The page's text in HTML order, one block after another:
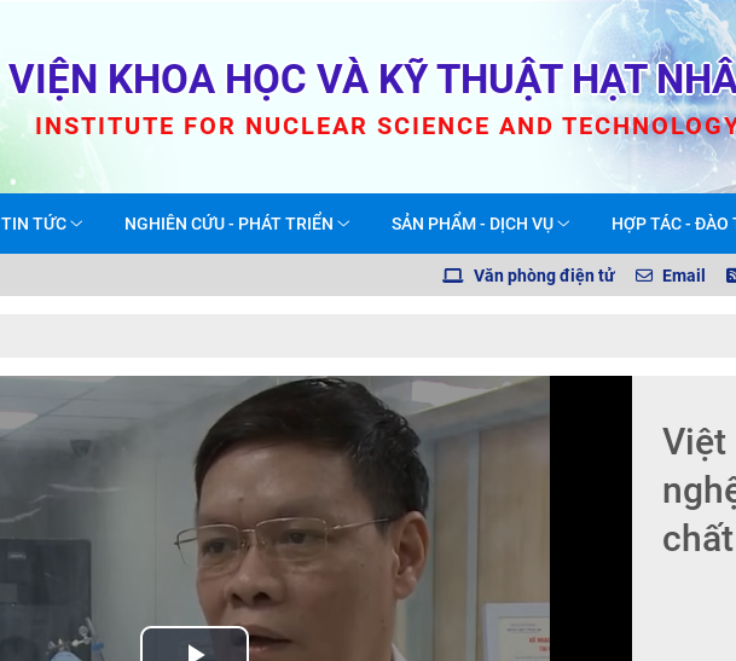
VIỆN KHOA HỌC VÀ KỸ THUẬT HẠT
INSTITUTE FOR NUCLEAR SCIENCE AND
TIN TỨC NGHIÊN CỨU - PHÁT TRIỂN SẢN PHẨM - DỊCH VỤ HỢP TÁC - ĐÀO
Văn phòng điện tử Email
Việt